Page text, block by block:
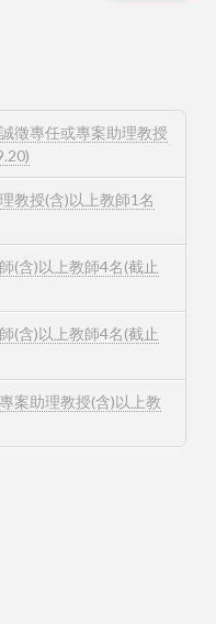
徵專任或專案助理教授
教授(含)以上教師1名
(含)以上教師4名(截止
(含)以上教師4名(截止
案助理教授(含)以上教